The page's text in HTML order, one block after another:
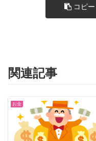
コピー
関連記事
お金